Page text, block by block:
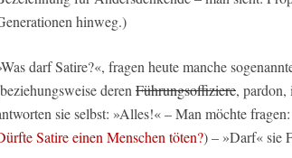
hinweg.)
darf Satire?«, fragen heute manche
derenFührungsoffiziere, pardon,
sie selbst: »Alles!« – Man möchte
Satire einen Menschen töten?) – »Darf« sie